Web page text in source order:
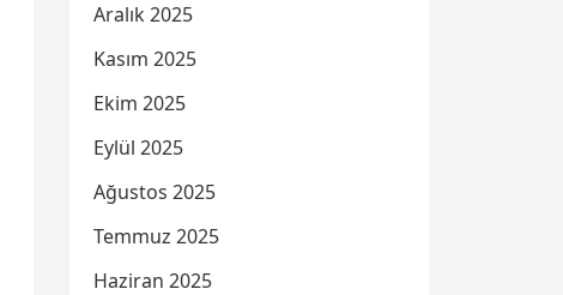
Aralık 2025
Kasım 2025
Ekim 2025
Eylül 2025
Ağustos 2025
Temmuz 2025
Haziran 2025